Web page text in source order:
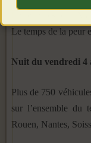
Le temps de la peur
Nuit du vendredi 4
Plus de 750
sur l’ensemble du
Rouen, Nantes,